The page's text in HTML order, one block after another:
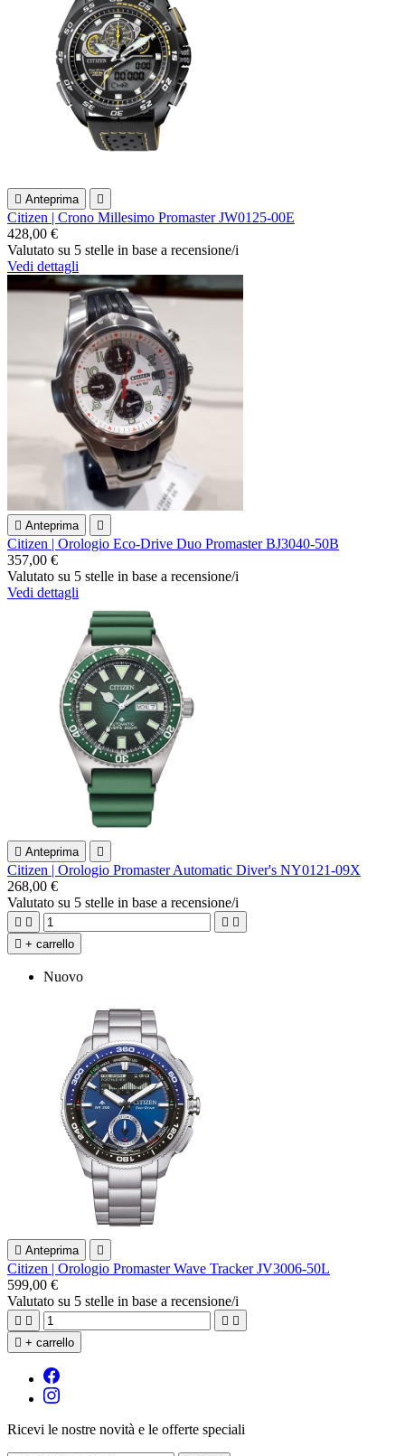
 Anteprima 
Citizen | Crono Millesimo Promaster JW0125-00E
428,00 €
Valutato su 5 stelle in base a recensione/i
Vedi dettagli
 Anteprima 
Citizen | Orologio Eco-Drive Duo Promaster BJ3040-50B
357,00 €
Valutato su 5 stelle in base a recensione/i
Vedi dettagli
 Anteprima 
Citizen | Orologio Promaster Automatic Diver's NY0121-09X
268,00 €
Valutato su 5 stelle in base a recensione/i
   
 + carrello
Nuovo
 Anteprima 
Citizen | Orologio Promaster Wave Tracker JV3006-50L
599,00 €
Valutato su 5 stelle in base a recensione/i
   
 + carrello
Ricevi le nostre novità e le offerte speciali